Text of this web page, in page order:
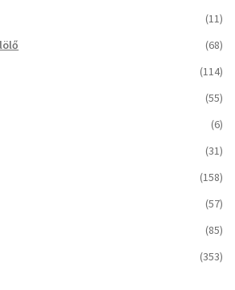
(11)
(68)
(114)
(55)
(6)
(31)
(158)
(57)
(85)
(353)